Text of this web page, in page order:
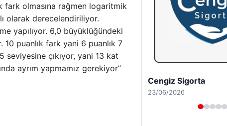
fark olmasına rağmen logaritmik
olarak derecelendiriliyor.
yapılıyor. 6,0 büyüklüğündeki
puanlık fark yani 6 puanlık 7
çıkıyor, yani 13 kat
ayrım yapmamız gerekiyor”
Hastaş Beton
26/05/2026